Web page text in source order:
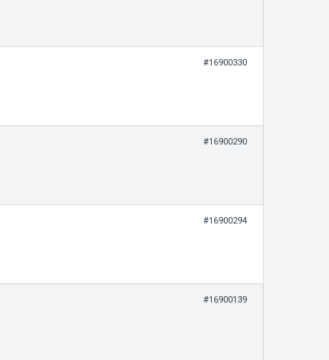
#16900330
#16900290
#16900294
#16900139